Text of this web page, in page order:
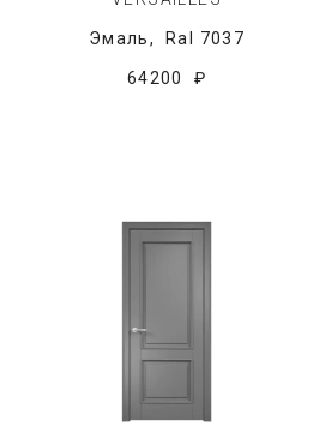
Эмаль, Ral 7037
64200 ₽